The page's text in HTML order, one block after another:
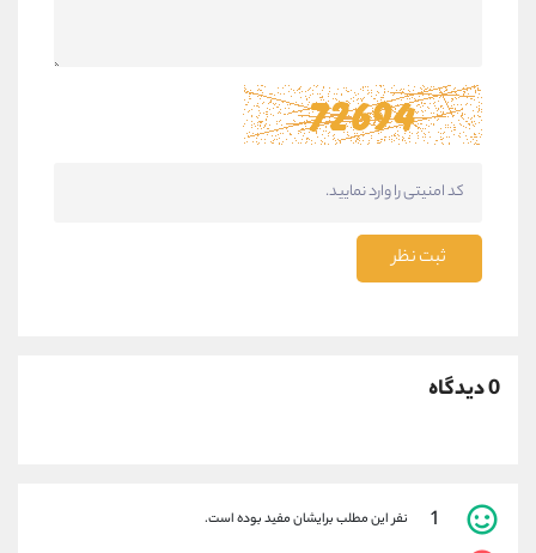
ثبت نظر
0 دیدگاه
1 نفر این مطلب برایشان مفید بوده است.